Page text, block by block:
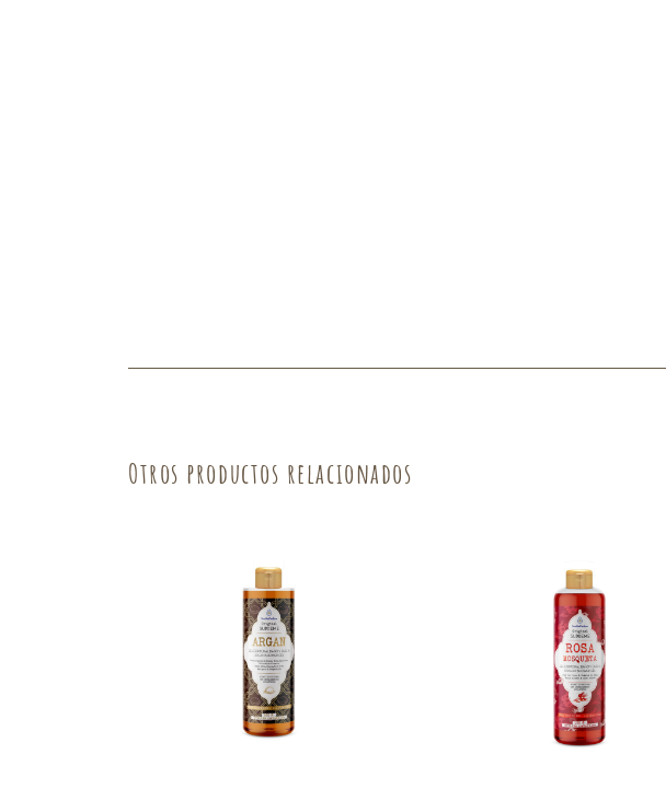
Otros productos relacionados